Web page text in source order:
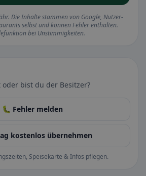
Die Inhalte stammen von Google, Nutzer-
selbst und können Fehler enthalten.
bei Unstimmigkeiten.
bist du der Besitzer?
🐛 Fehler melden
kostenlos übernehmen
Speisekarte & Infos pflegen.